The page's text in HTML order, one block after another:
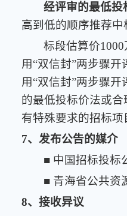
经评审的最低投
高到低的顺序推荐中
标段估算价
用“双信封”两步骤
用“双信封”两步骤
的最低投标价法或
有特殊要求的招标项
7、发布公告的媒介
■ 中国招标投标
■ 青海省公共资
8、接收异议